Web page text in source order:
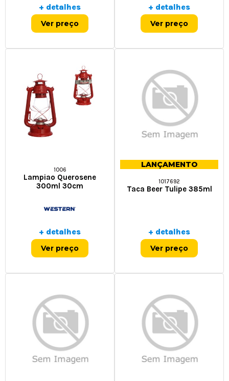
+ detalhes
Ver preço
+ detalhes
Ver preço
1006
Lampiao Querosene
300ml 30cm
+ detalhes
Ver preço
LANÇAMENTO
1017692
Taca Beer Tulipe 385ml
+ detalhes
Ver preço